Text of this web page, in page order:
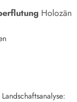
Holozän